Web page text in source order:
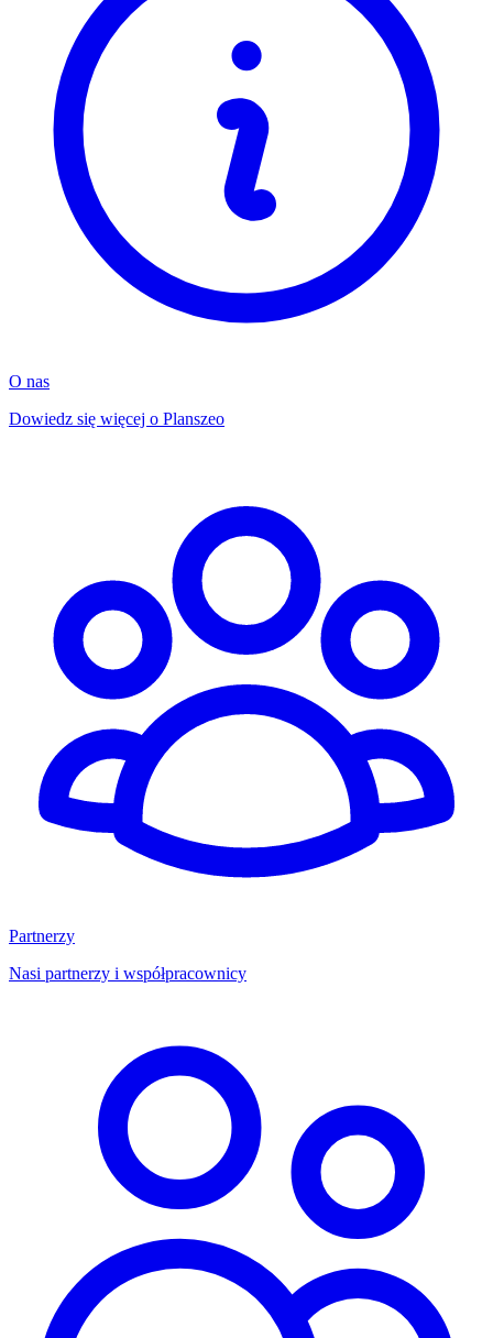
O nas
Dowiedz się więcej o Planszeo
Partnerzy
Nasi partnerzy i współpracownicy